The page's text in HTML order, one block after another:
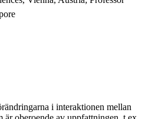
i interaktionen mellan